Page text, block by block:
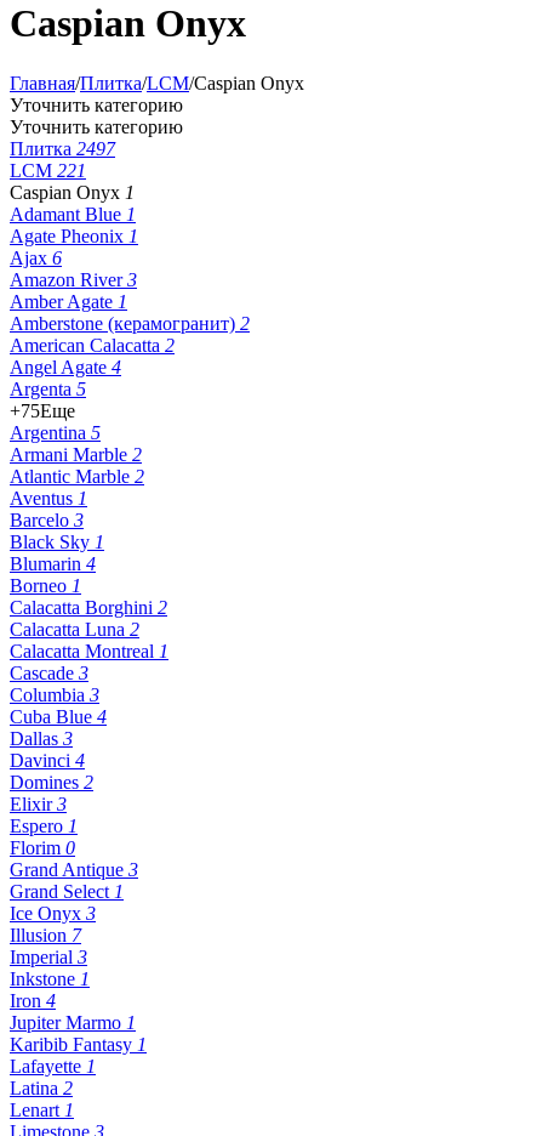
Caspian Onyx
Главная/Плитка/LCM/Caspian Onyx
Уточнить категорию
Уточнить категорию
Плитка 2497
LCM 221
Caspian Onyx 1
Adamant Blue 1
Agate Pheonix 1
Ajax 6
Amazon River3
Amber Agate 1
Amberstone (керамогранит) 2
American Calacatta 2
Angel Agate 4
Argenta 5
+75Еще
Argentina 5
Armani Marble 2
Atlantic Marble 2
Aventus 1
Barcelo 3
Black Sky 1
Blumarin 4
Borneo 1
Calacatta Borghini 2
Calacatta Luna 2
Calacatta Montreal 1
Cascade 3
Columbia 3
Cuba Blue 4
Dallas 3
Davinci 4
Domines 2
Elixir3
Espero 1
Florim 0
Grand Antique 3
Grand Select 1
Ice Onyx 3
Illusion 7
Imperial 3
Inkstone 1
Iron 4
Jupiter Marmo 1
Karibib Fantasy 1
Lafayette 1
Latina 2
Lenart 1
Limestone 3